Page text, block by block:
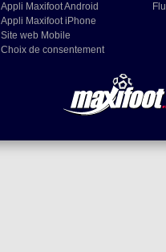
Appli Maxifoot Android
Appli Maxifoot iPhone
Site web Mobile
Choix de consentement